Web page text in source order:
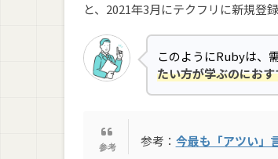
と、2021年3月にテクフリに新規登
このようにRubyは、
たい方が学ぶのにお
参考： 今最も「アツい」